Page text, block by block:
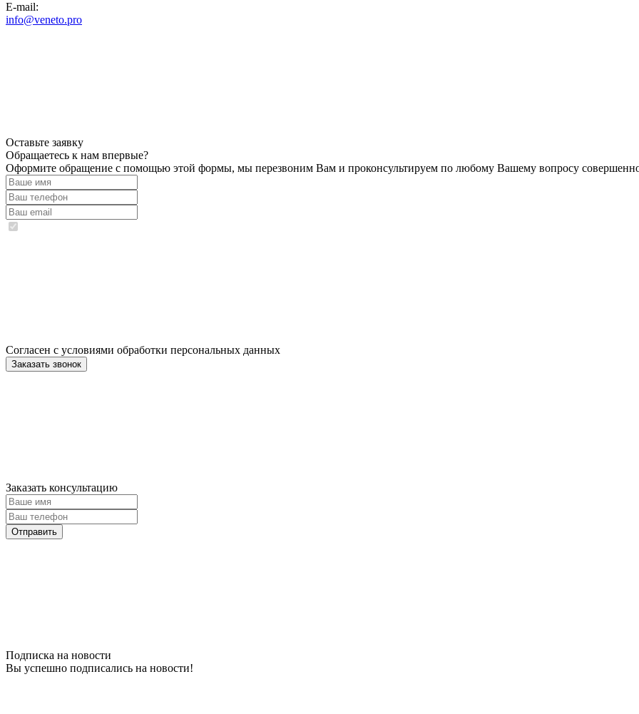
E-mail:
info@veneto.pro
Оставьте заявку
Обращаетесь к нам впервые?
Оформите обращение с помощью этой формы, мы перезвоним Вам и проконсультируем по любому Вашему вопросу
Согласен с условиями обработки персональных данных
Заказать консультацию
Подписка на новости
Вы успешно подписались на новости!